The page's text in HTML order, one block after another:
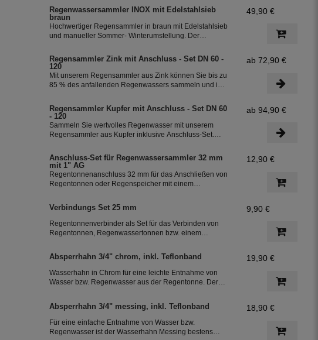
Überlaufstop und leitet zuverlässig sauberes
Regenwasser in ihre Regentonne. Dieser Fallrohrfilter
ist bereits 1000-fach im Einsatz und wird in die ganze
Welt exportiert.
Regenwassersammler INOX mit Edelstahlsieb
braun
Hochwertiger Regensammler in braun mit Edelstahlsieb
und manueller Sommer- Winterumstellung. Der
Überlaufstop und leitet zuverlässig sauberes
Regenwasser in ihre Regentonne. Dieser Fallrohrfilter
ist bereits 1000-fach im Einsatz und wird in die ganze
Welt exportiert.
49,90 €
Regensammler Zink mit Anschluss - Set DN 60 -
120
Mit unserem Regensammler aus Zink können Sie bis zu
85 % des anfallenden Regenwassers sammeln und in
frostsicher und lässt sich durch das Schiebeteil einfach
ein- und ausbauen. Der flexible Schlauchanschluss mit
einer Länge von 350 mm macht die Installation
besonders einfach.
ab 72,90 €
Regensammler Kupfer mit Anschluss - Set DN 60
- 120
Sammeln Sie wertvolles Regenwasser mit unserem
Regensammler aus Kupfer inklusive Anschluss-Set.
Regenwassers und ist einfach zu installieren. Damit
können Sie bis zu 85 % des anfallenden Regenwassers
sammeln und in Ihre Regentonne leiten.
ab 94,90 €
Anschluss-Set für Regenwassersammler 32 mm
mit 1" AG
Regentonnenanschluss 32 mm für das Anschließen von
Regentonnen oder Regenspeicher mit einem
12,90 €
Verbindungs Set 25 mm
Regentonnenverbinder als Set für das Verbinden von
Regentonnen, Regenwassertonnen bzw. einem
25 mm
9,90 €
Absperrhahn 3/4" chrom, inkl. Teflonband
Wasserhahn in Chrom für eine leichte Entnahme von
Wasser bzw. Regenwasser aus der Regentonne. Der
Teflonband dichtete das Gewinde des Auslaufhahn ab.
19,90 €
Absperrhahn 3/4" messing, inkl. Teflonband
Für eine einfache Entnahme von Wasser bzw.
Regenwasser ist der Wasserhahn Messing bestens
18,90 €